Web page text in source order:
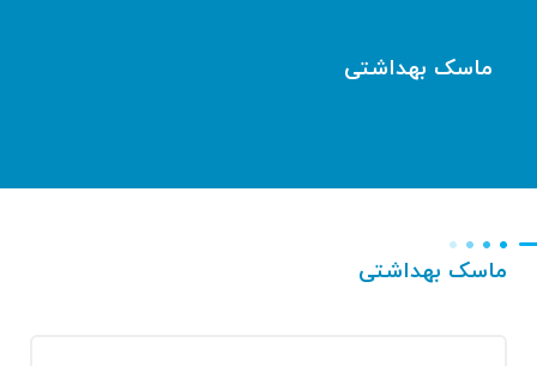
ماسک بهداشتی
ماسک بهداشتی